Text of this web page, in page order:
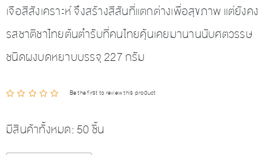
เจือสีสังเคราะห์ จึงสร้างสีสันที่แตกต่างเพื่อสุขภาพ แต่ยังคง
รสชาติชาไทยต้นตำรับที่คนไทยคุ้นเคยมานานนับศตวรรษ
ชนิดผงบดหยาบบรรจุ 227 กรัม
Be the first to review this product
มีสินค้าทั้งหมด: 50 ชิ้น